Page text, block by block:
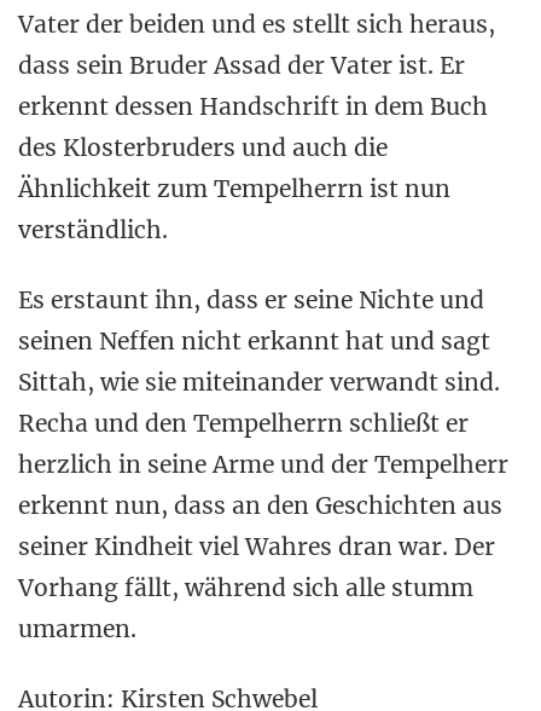
Vater der beiden und es stellt sich heraus,
dass sein Bruder Assad der Vater ist. Er
erkennt dessen Handschrift in dem Buch
des Klosterbruders und auch die
Ähnlichkeit zum Tempelherrn ist nun
verständlich.
Es erstaunt ihn, dass er seine Nichte und
seinen Neffen nicht erkannt hat und sagt
Sittah, wie sie miteinander verwandt sind.
Recha und den Tempelherrn schließt er
herzlich in seine Arme und der Tempelherr
erkennt nun, dass an den Geschichten aus
seiner Kindheit viel Wahres dran war. Der
Vorhang fällt, während sich alle stumm
umarmen.
Autorin: Kirsten Schwebel